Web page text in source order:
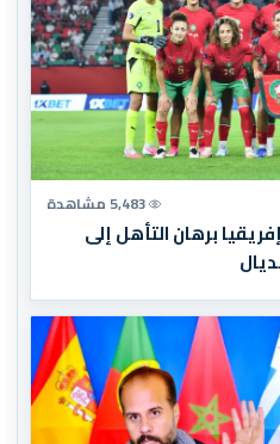
5,483 مشاهدة
برهان التأهل إلى